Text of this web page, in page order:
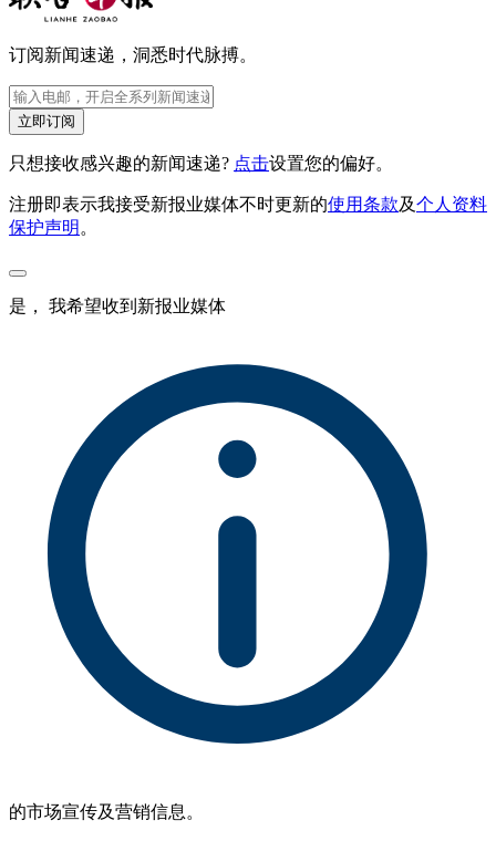
订阅新闻速递，洞悉时代脉搏。
立即订阅
只想接收感兴趣的新闻速递? 点击设置您的偏好。
注册即表示我接受新报业媒体不时更新的使用条款及个人资料
保护声明 。
是， 我希望收到新报业媒体
的市场宣传及营销信息。